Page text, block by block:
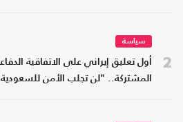
2
سياسة
أول تعليق إيراني على الاتفاقية
المشتركة.. "لن تجلب الأمن